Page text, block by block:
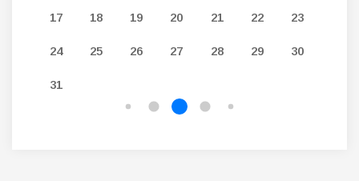
17 18 19 20 21 22 23
24 25 26 27 28 29 30
31